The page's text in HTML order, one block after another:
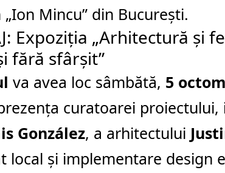
Mincu” din București.
Expoziția „Arhitectură și
fără sfârșit”
va avea loc sâmbătă, 5
curatoarei proiectului,
González, a arhitectului
local și implementare design